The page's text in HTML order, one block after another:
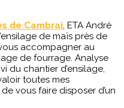
de Cambrai, ETA André
de maïs près de
accompagner au
de fourrage. Analyse
du chantier d’ensilage,
toutes mes
vous faire disposer d’un